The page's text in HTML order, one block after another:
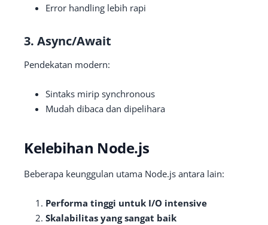
Error handling lebih rapi
3. Async/Await
Pendekatan modern:
Sintaks mirip synchronous
Mudah dibaca dan dipelihara
Kelebihan Node.js
Beberapa keunggulan utama Node.js antara lain:
Performa tinggi untuk I/O intensive
Skalabilitas yang sangat baik